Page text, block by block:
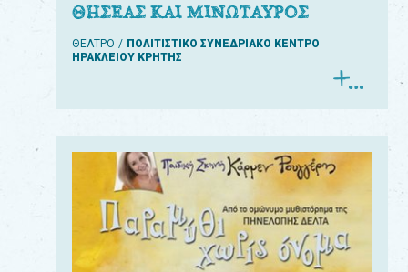
ΘΗΣΕΑΣ ΚΑΙ ΜΙΝΩΤΑΥΡΟΣ
ΘΕΑΤΡΟ
ΠΟΛΙΤΙΣΤΙΚΟ ΣΥΝΕΔΡΙΑΚΟ ΚΕΝΤΡΟ
ΗΡΑΚΛΕΙΟΥ ΚΡΗΤΗΣ